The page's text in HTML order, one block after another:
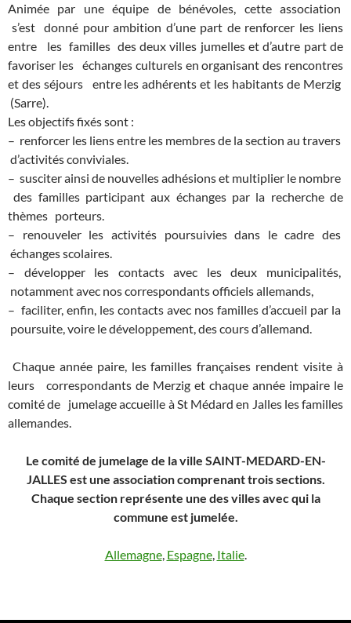
Animée par une équipe de bénévoles, cette association
s’est donné pour ambition d’une part de renforcer les liens
entre les familles des deux villes jumelles et d’autre part de
favoriser les échanges culturels en organisant des rencontres
et des séjours entre les adhérents et les habitants de Merzig
(Sarre).
Les objectifs fixés sont :
– renforcer les liens entre les membres de la section au travers
d’activités conviviales.
– susciter ainsi de nouvelles adhésions et multiplier le nombre
des familles participant aux échanges par la recherche de
thèmes porteurs.
– renouveler les activités poursuivies dans le cadre des
échanges scolaires.
– développer les contacts avec les deux municipalités,
notamment avec nos correspondants officiels allemands,
– faciliter, enfin, les contacts avec nos familles d’accueil par la
poursuite, voire le développement, des cours d’allemand.
Chaque année paire, les familles françaises rendent visite à
leurs correspondants de Merzig et chaque année impaire le
comité de jumelage accueille à St Médard en Jalles les familles
allemandes.
Le comité de jumelage de la ville SAINT-MEDARD-EN-
JALLES est une association comprenant trois sections.
Chaque section représente une des villes avec qui la
commune est jumelée.
Allemagne, Espagne, Italie.